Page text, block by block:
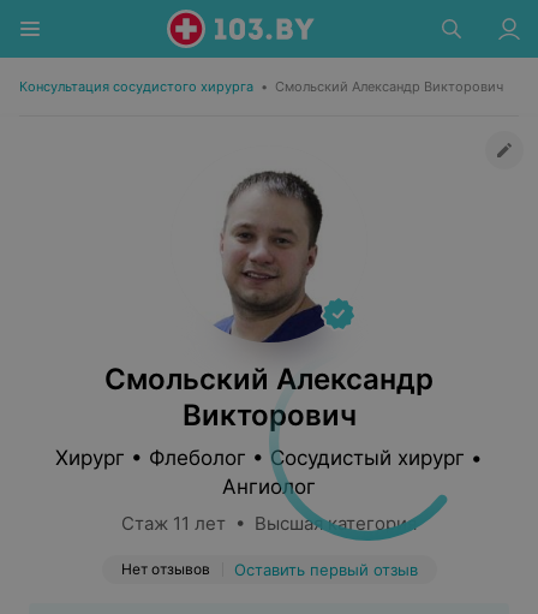
Консультация сосудистого хирурга • Смольский Александр Викторович
Смольский Александр
Викторович
Хирург • Флеболог • Сосудистый хирург •
Ангиолог
Стаж 11 лет • Высшая категория
Нет отзывов Оставить первый отзыв